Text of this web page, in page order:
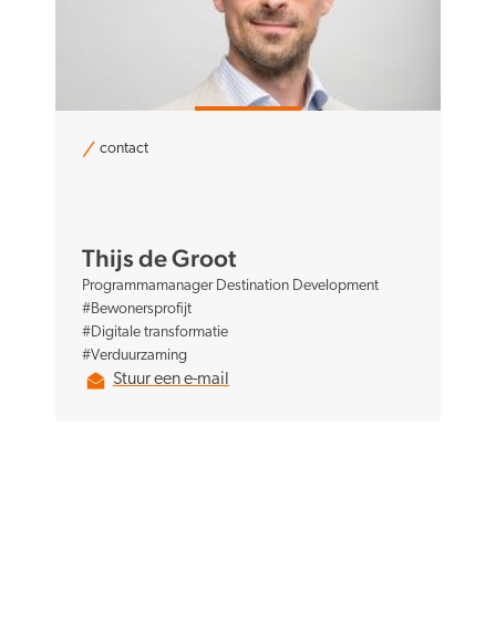
contact
Thijs de Groot
Programmamanager Destination Development
#Bewonersprofijt
#Digitale transformatie
#Verduurzaming
Stuur een e-mail